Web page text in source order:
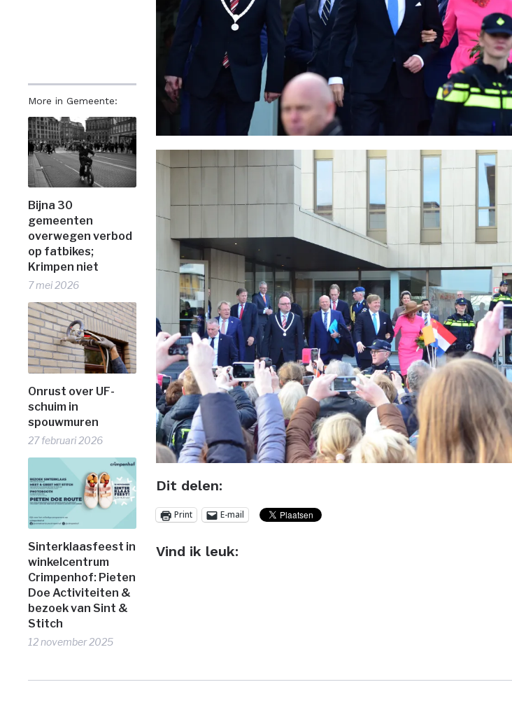
More in Gemeente:
Bijna 30
gemeenten
overwegen verbod
op fatbikes;
Krimpen niet
7 mei 2026
Onrust over UF-
schuim in
spouwmuren
27 februari 2026
Sinterklaasfeest in
winkelcentrum
Crimpenhof: Pieten
Doe Activiteiten &
bezoek van Sint &
Stitch
12 november 2025
Dit delen:
Print E-mail
Vind ik leuk: